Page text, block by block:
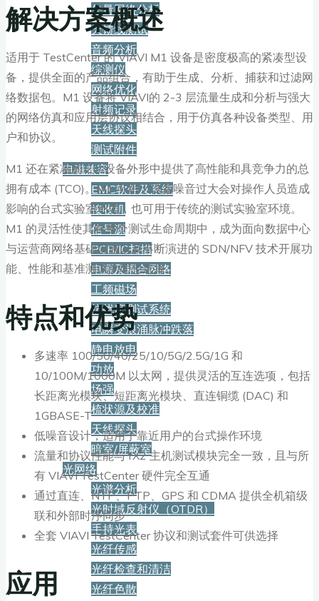
矢量网络分析
天馈线测试
音频分析
综测仪
网络优化
射频记录
天线探头
测试附件
电磁兼容
EMC软件及系统
接收机
信号源
PCB/IC扫描
电源及耦合网络
工频磁场
抗扰度测试系统
电瞬变浪涌脉冲跌落
静电放电
功放
场强
梳状源及校准
天线探头
暗室/屏蔽室
光网络
光谱分析
光时域反射仪（OTDR）
手持光表
光纤传感
光纤检查和清洁
光纤色散
解决方案概述
适用于 TestCenter 的 VIAVI M1 设备是密度极高的紧凑型设
备，提供全面的产品组合，有助于生成、分析、捕获和过滤网
络数据包。M1 设备将 VIAVI的 2-3 层流量生成和分析与强大
的网络仿真和应用层协议相结合，用于仿真各种设备类型、用
户和协议。
M1 还在紧凑的 2U 设备外形中提供了高性能和具竞争力的总
拥有成本 (TCO)。M1 可用于设备噪音过大会对操作人员造成
影响的台式实验室环境，也可用于传统的测试实验室环境。
M1 的灵活性使其在整个测试生命周期中，成为面向数据中心
与运营商网络基础设施以及不断演进的 SDN/NFV 技术开展功
能、性能和基准测试的理想选择。
特点和优势
多速率 100/50/40/25/10/5G/2.5G/1G 和
10/100M/1000M 以太网，提供灵活的互连选项，包括
长距离光模块、短距离光模块、直连铜缆 (DAC) 和
1GBASE-T
低噪音设计，适用于靠近用户的台式操作环境
流量和协议性能与 fX2 主机测试模块完全一致，且与所
有 VIAVI TestCenter 硬件完全互通
通过直连、NTP、PTP、GPS 和 CDMA 提供全机箱级
联和外部时序同步
全套 VIAVI TestCenter 协议和测试套件可供选择
应用